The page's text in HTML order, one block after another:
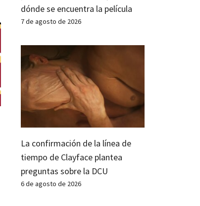
dónde se encuentra la película
7 de agosto de 2026
La confirmación de la línea de
tiempo de Clayface plantea
preguntas sobre la DCU
6 de agosto de 2026